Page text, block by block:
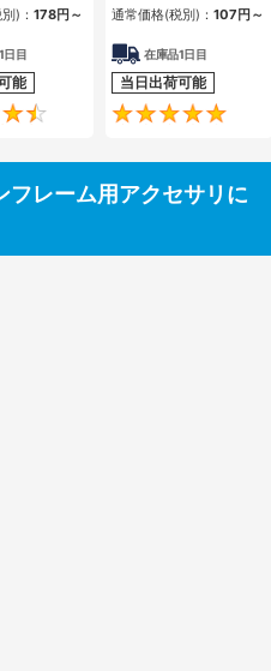
)： 178円 ～
日目
能
4.6
通常価格(税別)： 107円 ～
在庫品1日目
当日出荷可能
フレーム用アクセサリに